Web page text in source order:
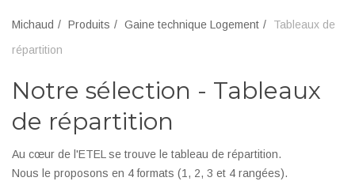
Michaud Produits Gaine technique Logement
Tableaux de
répartition
Notre sélection - Tableaux
de répartition
Au cœur de l'ETEL se trouve le tableau de répartition.
Nous le proposons en 4 formats (1, 2, 3 et 4 rangées).